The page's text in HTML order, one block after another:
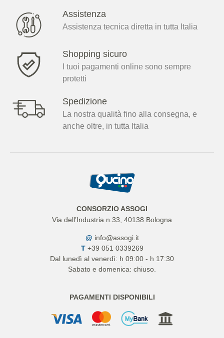
Assistenza
Assistenza tecnica diretta in tutta Italia
Shopping sicuro
I tuoi pagamenti online sono sempre
protetti
Spedizione
La nostra qualità fino alla consegna, e
anche oltre, in tutta Italia
CONSORZIO ASSOGI
Via dell’Industria n.33, 40138 Bologna
@ info@assogi.it
T +39 051 0339269
Dal lunedì al venerdì: h 09:00 - h 17:30
Sabato e domenica: chiuso.
PAGAMENTI DISPONIBILI